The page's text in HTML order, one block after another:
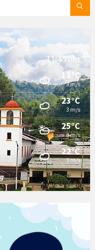
11:45 am
13°C
3 m/s
23°C
3 m/s
25°C
3 m/s
22°C
3 m/s